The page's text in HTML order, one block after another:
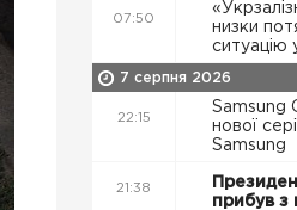
07:50
низки
ситуацію
7 серпня 2026
22:15
Samsung
нової
Samsung
21:38
прибув з